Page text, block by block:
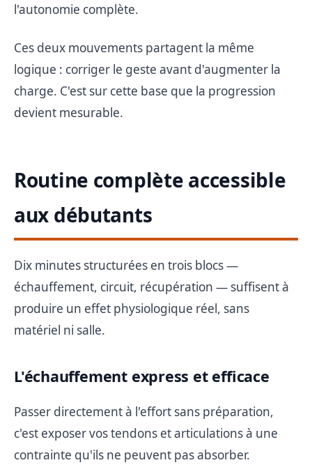
l'autonomie complète.
Ces deux mouvements partagent la même
logique : corriger le geste avant d'augmenter la
charge. C'est sur cette base que la progression
devient mesurable.
Routine complète accessible
aux débutants
Dix minutes structurées en trois blocs —
échauffement, circuit, récupération — suffisent à
produire un effet physiologique réel, sans
matériel ni salle.
L'échauffement express et efficace
Passer directement à l'effort sans préparation,
c'est exposer vos tendons et articulations à une
contrainte qu'ils ne peuvent pas absorber.